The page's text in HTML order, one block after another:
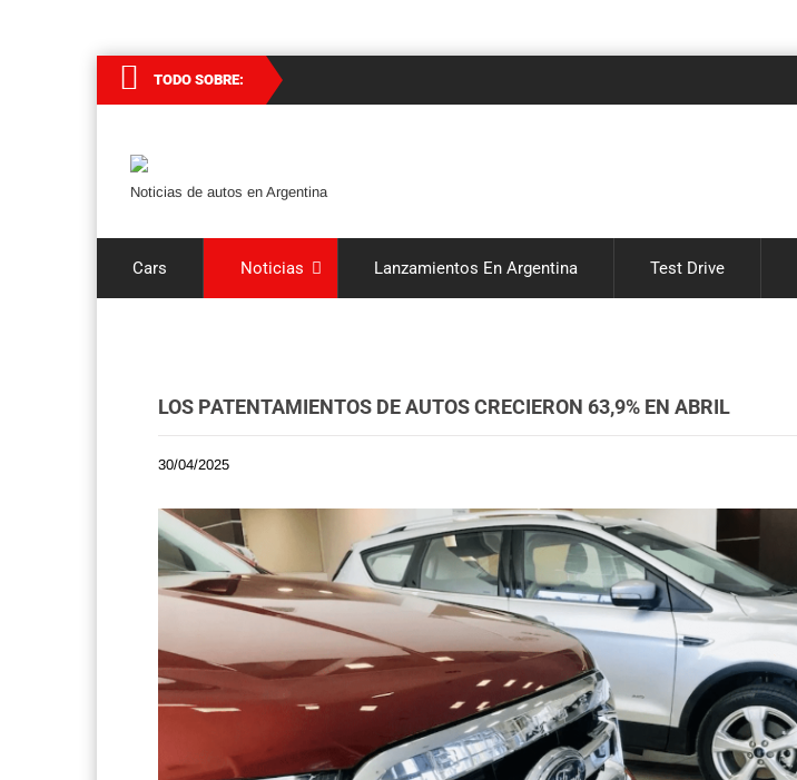
TODO SOBRE:
Noticias de autos en Argentina
Cars Noticias Lanzamientos En Argentina Test Drive
LOS PATENTAMIENTOS DE AUTOS CRECIERON 63,9% EN ABRIL
30/04/2025